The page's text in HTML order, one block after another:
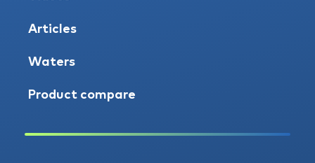
Articles
Waters
Product compare